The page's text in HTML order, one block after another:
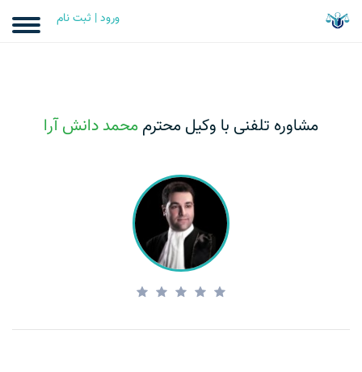
ورود | ثبت نام
مشاوره تلفنی با وکیل محترممحمد دانش آرا